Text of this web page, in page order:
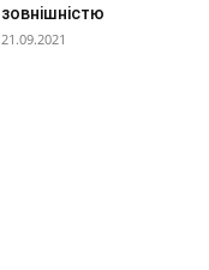
зовнішністю
21.09.2021